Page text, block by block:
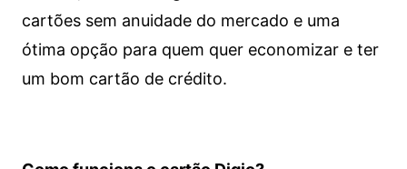
cartões sem anuidade do mercado e uma
ótima opção para quem quer economizar e ter
um bom cartão de crédito.